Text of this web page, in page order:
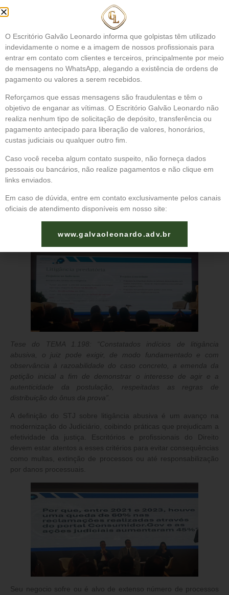
Enquanto isso não acontece, importa reconhecer que ao propor
e firmar a tese através do Tema 1.198, o STJ deu um
crucial para os aspectos:
Reduzir a judicialização excessiva
oneram tanto a parte contrária quanto o sistema judiciário.
Preservar o direito de acesso à justiça, garantindo que ele não
Tese do TEMA 1.198: “Constatados indícios de litigância
abusiva, o juiz pode exigir, de modo fundamentado e com
observância à razoabilidade do caso concreto, a emenda da
petição inicial a fim de demonstrar o interesse de agir e a
autenticidade da postulação, respeitadas as regras de
distribuição do ônus da prova”.
A definição do STJ sobre litigância abusiva é um avanço na
modernização do Judiciário , coibindo práticas que prejudicam a
efetividade da justiça. Escritórios e profissionais do Direito
devem estar atentos a esses critérios para evitar consequências
como multas, extinção de processos ou até responsabilização
por danos processuais.
Seu negocio sofre ou é alvo de extenso número de processos
O Escritório Galvão Leonardo informa que golpistas têm utilizado
indevidamente o nome e a imagem de nossos profissionais para
entrar em contato com clientes e terceiros, principalmente por meio
de mensagens no WhatsApp, alegando a existência de ordens de
pagamento ou valores a serem recebidos.
Reforçamos que essas mensagens são fraudulentas e têm o
objetivo de enganar as vítimas. O Escritório Galvão Leonardo não
realiza nenhum tipo de solicitação de depósito, transferência ou
pagamento antecipado para liberação de valores, honorários,
custas judiciais ou qualquer outro fim.
Caso você receba algum contato suspeito, não forneça dados
pessoais ou bancários, não realize pagamentos e não clique em
links enviados.
Em caso de dúvida, entre em contato exclusivamente pelos canais
oficiais de atendimento disponíveis em nosso site:
www.galvaoleonardo.adv.br